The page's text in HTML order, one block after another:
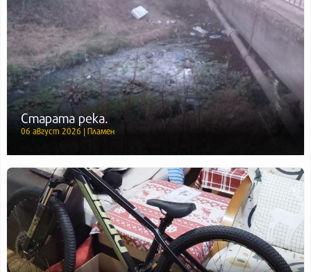
Старата река.
06 август 2026 | Пламен